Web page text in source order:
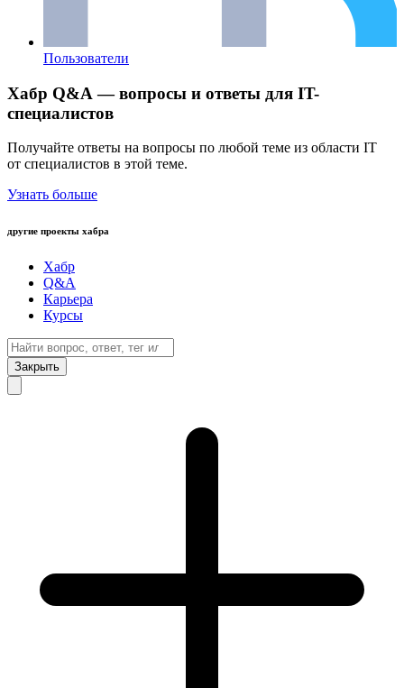
Пользователи
Хабр Q&A — вопросы и ответы для IT-
специалистов
Получайте ответы на вопросы по любой теме из области IT
от специалистов в этой теме.
Узнать больше
другие проекты хабра
Хабр
Q&A
Карьера
Курсы
Закрыть